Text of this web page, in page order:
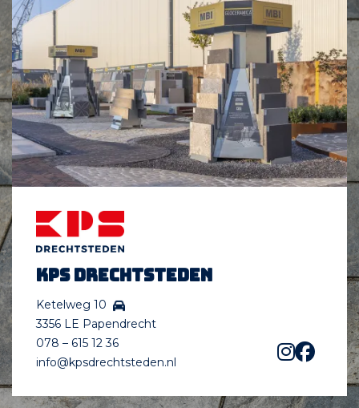
KPS Drechtsteden
Ketelweg 10
3356 LE Papendrecht
078 – 615 12 36
info@kpsdrechtsteden.nl